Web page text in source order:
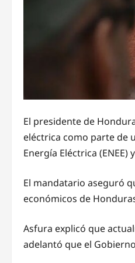
El presidente de
eléctrica como parte de
Energía Eléctrica
El mandatario aseguró
económicos de
Asfura explicó que
adelantó que el